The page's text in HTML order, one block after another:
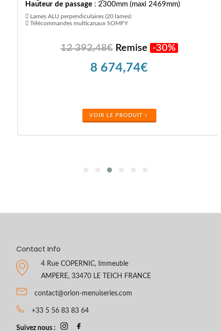
Hauteur de passage : 2300mm (maxi 2469mm)
Lames ALU perpendiculaires (20 lames)
Télécommandes multicanaux SOMFY
12 392,48€Remise -30%
8 674,74€
VOIR LE PRODUIT
Contact Info
4 Rue COPERNIC, Immeuble
AMPERE, 33470 LE TEICH FRANCE
contact@orion-menuiseries.com
+33 5 56 83 83 64
Suivez nous :